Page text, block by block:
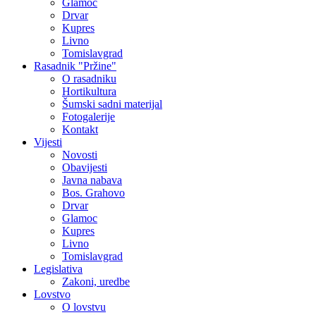
Glamoč
Drvar
Kupres
Livno
Tomislavgrad
Rasadnik "Pržine"
O rasadniku
Hortikultura
Šumski sadni materijal
Fotogalerije
Kontakt
Vijesti
Novosti
Obavijesti
Javna nabava
Bos. Grahovo
Drvar
Glamoc
Kupres
Livno
Tomislavgrad
Legislativa
Zakoni, uredbe
Lovstvo
O lovstvu